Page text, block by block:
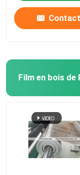
film de meubles
Plancher de
Plancher en
Contact
Film en bois de